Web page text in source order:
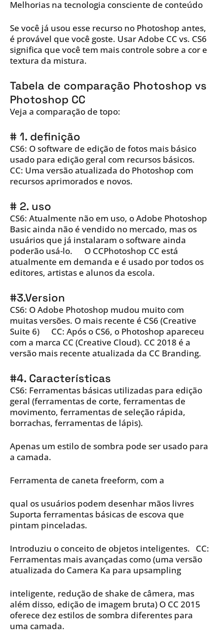
Melhorias na tecnologia consciente de conteúdo
Se você já usou esse recurso no Photoshop antes,
é provável que você goste. Usar Adobe CC vs. CS6
significa que você tem mais controle sobre a cor e
textura da mistura.
Tabela de comparação Photoshop vs
Photoshop CC
Veja a comparação de topo:
# 1. definição
CS6: O software de edição de fotos mais básico
usado para edição geral com recursos básicos.
CC: Uma versão atualizada do Photoshop com
recursos aprimorados e novos.
# 2. uso
CS6: Atualmente não em uso, o Adobe Photoshop
Basic ainda não é vendido no mercado, mas os
usuários que já instalaram o software ainda
poderão usá-lo. O CCPhotoshop CC está
atualmente em demanda e é usado por todos os
editores, artistas e alunos da escola.
#3.Version
CS6: O Adobe Photoshop mudou muito com
muitas versões. O mais recente é CS6 (Creative
Suite 6) CC: Após o CS6, o Photoshop apareceu
com a marca CC (Creative Cloud). CC 2018 é a
versão mais recente atualizada da CC Branding.
#4. Características
CS6: Ferramentas básicas utilizadas para edição
geral (ferramentas de corte, ferramentas de
movimento, ferramentas de seleção rápida,
borrachas, ferramentas de lápis).
Apenas um estilo de sombra pode ser usado para
a camada.
Ferramenta de caneta freeform, com a
qual os usuários podem desenhar mãos livres
Suporta ferramentas básicas de escova que
pintam pinceladas.
Introduziu o conceito de objetos inteligentes. CC:
Ferramentas mais avançadas como (uma versão
atualizada do Camera Ka para upsampling
inteligente, redução de shake de câmera, mas
além disso, edição de imagem bruta) O CC 2015
oferece dez estilos de sombra diferentes para
uma camada.